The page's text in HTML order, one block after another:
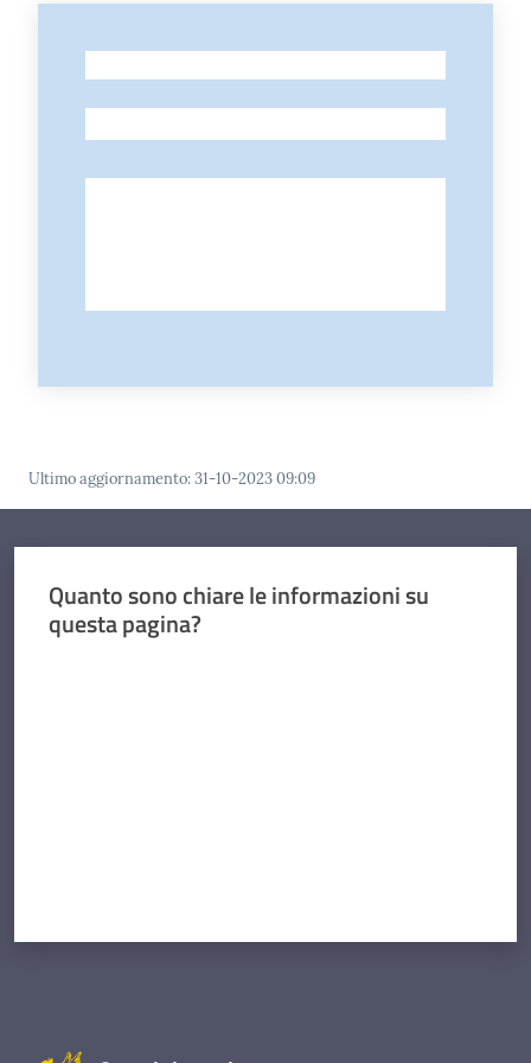
-
Ultimo aggiornamento:31-10-2023 09:09
Quanto sono chiare le informazioni su
questa pagina?